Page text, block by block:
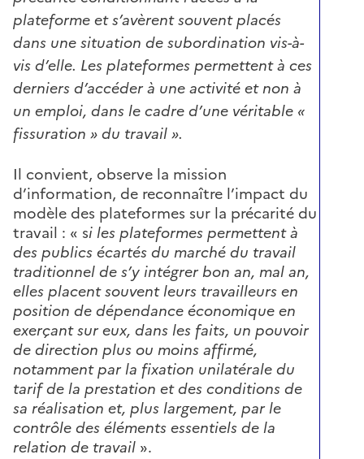
plateforme et s’avèrent souvent placés
dans une situation de subordination vis-à-
vis d’elle. Les plateformes permettent à ces
derniers d’accéder à une activité et non à
un emploi, dans le cadre d’une véritable «
fissuration » du travail ».
Il convient, observe la mission
d’information, de reconnaître l’impact du
modèle des plateformes sur la précarité du
travail : « si les plateformes permettent à
des publics écartés du marché du travail
traditionnel de s’y intégrer bon an, mal an,
elles placent souvent leurs travailleurs en
position de dépendance économique en
exerçant sur eux, dans les faits, un pouvoir
de direction plus ou moins affirmé,
notamment par la fixation unilatérale du
tarif de la prestation et des conditions de
sa réalisation et, plus largement, par le
contrôle des éléments essentiels de la
relation de travail ».